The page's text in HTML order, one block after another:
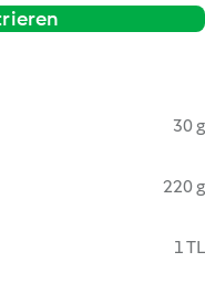
30 g
220 g
1 TL